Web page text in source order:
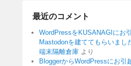
最近のコメント
WordPressをKUSANAGIにお
Mastodonを建ててもらいまし
端末隔離倉庫 より
BloggerからWordPressにお引